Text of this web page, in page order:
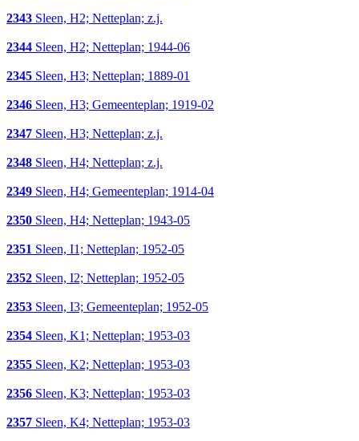
2343 Sleen, H2; Netteplan; z.j.
2344 Sleen, H2; Netteplan; 1944-06
2345 Sleen, H3; Netteplan; 1889-01
2346 Sleen, H3; Gemeenteplan; 1919-02
2347 Sleen, H3; Netteplan; z.j.
2348 Sleen, H4; Netteplan; z.j.
2349 Sleen, H4; Gemeenteplan; 1914-04
2350 Sleen, H4; Netteplan; 1943-05
2351 Sleen, I1; Netteplan; 1952-05
2352 Sleen, I2; Netteplan; 1952-05
2353 Sleen, I3; Gemeenteplan; 1952-05
2354 Sleen, K1; Netteplan; 1953-03
2355 Sleen, K2; Netteplan; 1953-03
2356 Sleen, K3; Netteplan; 1953-03
2357 Sleen, K4; Netteplan; 1953-03